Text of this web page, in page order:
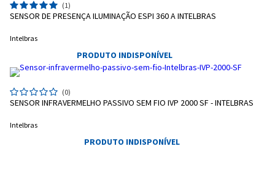
(1)
SENSOR DE PRESENÇA ILUMINAÇÃO ESPI 360 A INTELBRAS
Intelbras
PRODUTO INDISPONÍVEL
(0)
SENSOR INFRAVERMELHO PASSIVO SEM FIO IVP 2000 SF - INTELBRAS
Intelbras
PRODUTO INDISPONÍVEL